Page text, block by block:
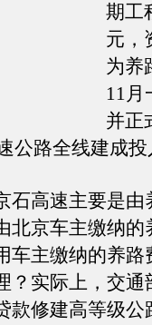
期工
元，
为养
11月
并正
公路全线建成
高速主要是由
北京车主缴纳的
车主缴纳的养路
？实际上，交通
款修建高等级公